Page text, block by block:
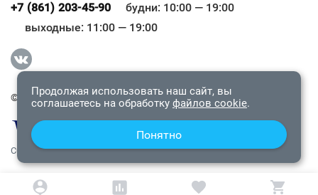
+7 (861) 203-45-90
будни: 10:00 — 19:00
выходные: 11:00 — 19:00
© 2009-2026 «Водолей Онлайн». Все права защищены.
СОГЛАШЕНИЕ О КОНФИДЕНЦИАЛЬНОСТИ
Всё верно
Продолжая использовать наш сайт, вы
соглашаетесь на обработку файлов cookie.
Понятно